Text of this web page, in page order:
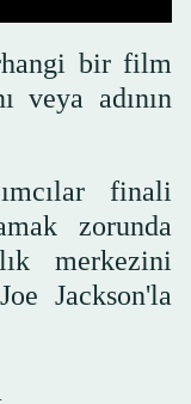
bir film
veya adının
finali
zorunda
merkezini
Jackson'la